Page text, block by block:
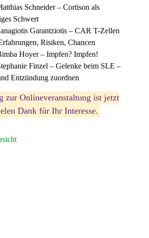
Schneider – Cortison als
Schwert
Garantziotis – CAR T-Zellen
Risiken, Chancen
Hoyer – Impfen? Impfen!
Finzel – Gelenke beim SLE –
Entzündung zuordnen
zur Onlineveranstaltung ist jetzt
Dank für Ihr Interesse.